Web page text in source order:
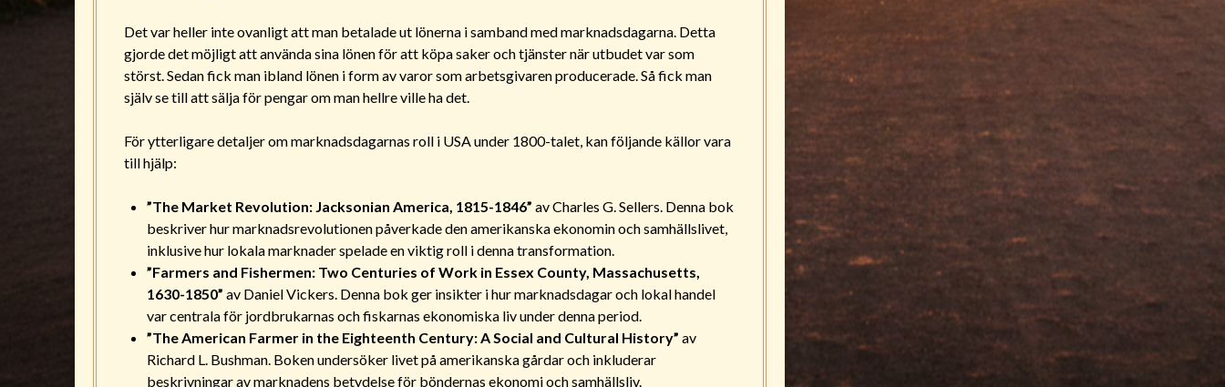
Det var heller inte ovanligt att man betalade ut lönerna i samband med marknadsdagarna. Detta
gjorde det möjligt att använda sina lönen för att köpa saker och tjänster när utbudet var som
störst. Sedan fick man ibland lönen i form av varor som arbetsgivaren producerade. Så fick man
själv se till att sälja för pengar om man hellre ville ha det.
För ytterligare detaljer om marknadsdagarnas roll i USA under 1800-talet, kan följande källor vara
till hjälp:
”The Market Revolution: Jacksonian America, 1815-1846” av Charles G. Sellers. Denna bok
beskriver hur marknadsrevolutionen påverkade den amerikanska ekonomin och samhällslivet,
inklusive hur lokala marknader spelade en viktig roll i denna transformation.
”Farmers and Fishermen: Two Centuries of Work in Essex County, Massachusetts,
1630-1850” av Daniel Vickers. Denna bok ger insikter i hur marknadsdagar och lokal handel
var centrala för jordbrukarnas och fiskarnas ekonomiska liv under denna period.
”The American Farmer in the Eighteenth Century: A Social and Cultural History” av
Richard L. Bushman. Boken undersöker livet på amerikanska gårdar och inkluderar
beskrivningar av marknadens betydelse för böndernas ekonomi och samhällsliv.